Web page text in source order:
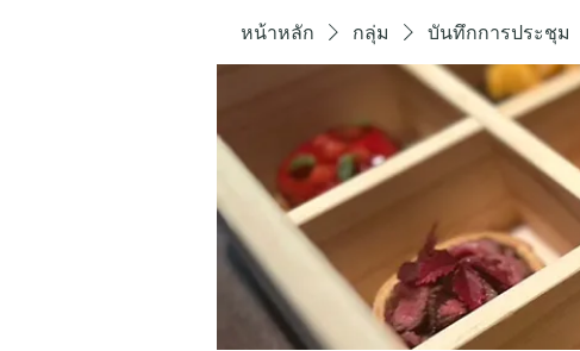
หน้าหลัก กลุ่ม บันทึกการประชุม